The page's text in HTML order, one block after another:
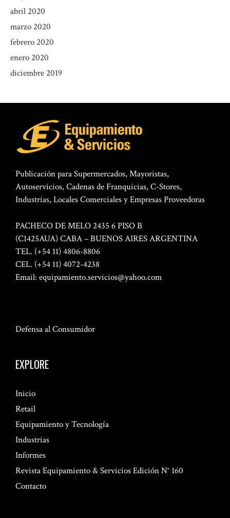
abril 2020
marzo 2020
febrero 2020
enero 2020
diciembre 2019
Publicación para Supermercados, Mayoristas,
Autoservicios, Cadenas de Franquicias, C-Stores,
Industrias, Locales Comerciales y Empresas Proveedoras
PACHECO DE MELO 2435 6 PISO B
(C1425AUA) CABA – BUENOS AIRES ARGENTINA
TEL. (+54 11) 4806-8806
CEL. (+54 11) 4072-4238
Email: equipamiento.servicios@yahoo.com
Defensa al Consumidor
EXPLORE
Inicio
Retail
Equipamiento y Tecnología
Industrias
Informes
Revista Equipamiento & Servicios Edición N° 160
Contacto